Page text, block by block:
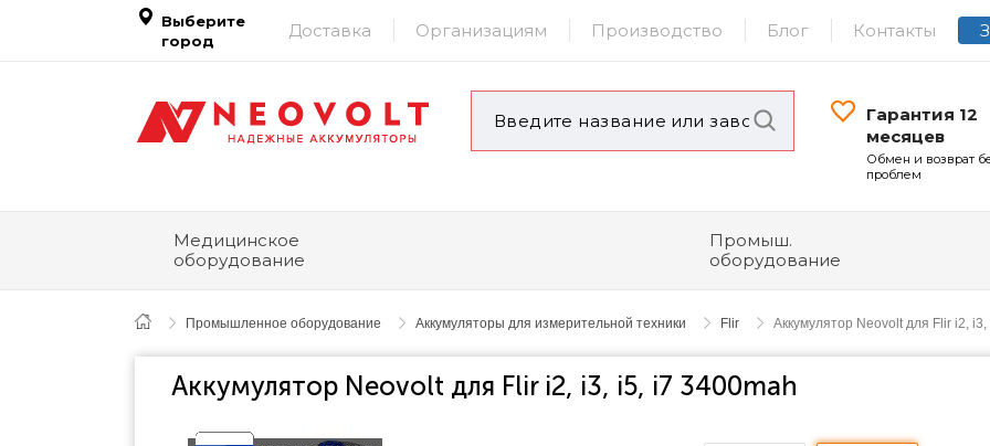
Выберите
город
Доставка Организациям Производство Блог Контакты
Гарантия 12
месяцев
Обмен и возврат
проблем
Медицинское
оборудование
Промыш.
оборудование
Промышленное оборудование Аккумуляторы для измерительной техники Flir Аккумулятор Neovolt для Flir i2,
Аккумулятор Neovolt для Flir i2, i3, i5, i7 3400mah